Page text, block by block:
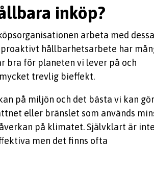
inköp?
arbeta med dessa
hållbarhetsarbete har
bra för planeten vi lever på och
trevlig bieffekt.
på miljön och det bästa vi kan
eller bränslet som används
på klimatet. Självklart är
men det finns ofta